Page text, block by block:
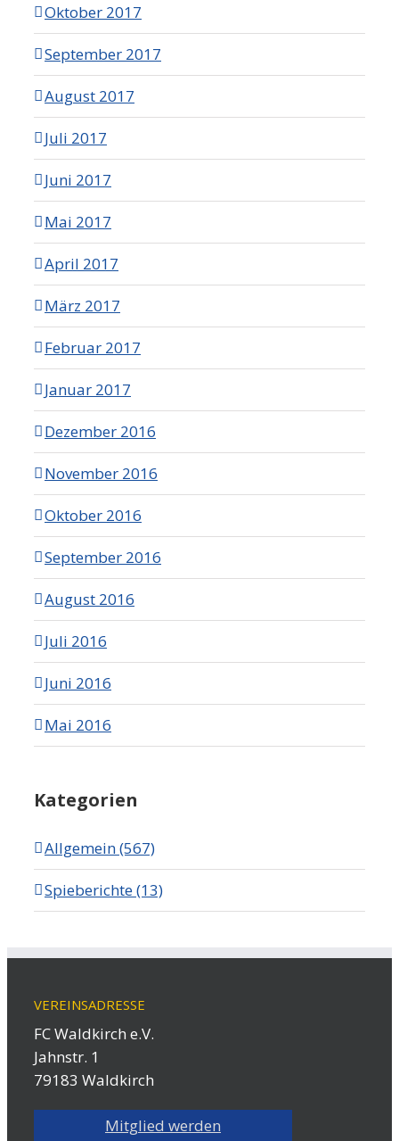
Oktober 2017
September 2017
August 2017
Juli 2017
Juni 2017
Mai 2017
April 2017
März 2017
Februar 2017
Januar 2017
Dezember 2016
November 2016
Oktober 2016
September 2016
August 2016
Juli 2016
Juni 2016
Mai 2016
Kategorien
Allgemein (567)
Spieberichte (13)
VEREINSADRESSE
FC Waldkirch e.V.
Jahnstr. 1
79183 Waldkirch
Mitglied werden